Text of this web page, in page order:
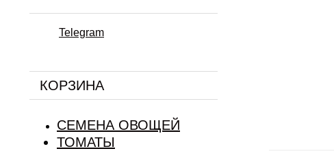
Telegram
КОРЗИНА
СЕМЕНА ОВОЩЕЙ
ТОМАТЫ